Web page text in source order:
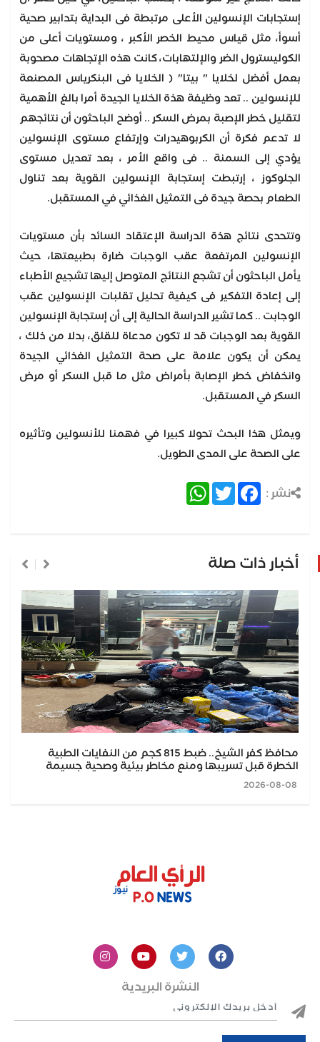
إستجابات الإنسولين الأعلى مرتبطة فى البداية بتدابير صحية
أسوأ، مثل قياس محيط الخصر الأكبر ، ومستويات أعلى من
الكوليسترول الضر والإلتهابات، كانت هذه الإتجاهات مصحوبة
بعمل أفضل لخلايا " بيتا" ( الخلايا فى البنكرياس المصنعة
للإنسولين .. تعد وظيفة هذة الخلايا الجيدة أمرا بالغ الأهمية
لتقليل خطر الإصبة بمرض السكر .. أوضح الباحثون أن نتائجهم
لا تدعم فكرة أن الكربوهيدرات وإرتفاع مستوى الإنسولين
يؤدي إلى السمنة .. فى واقع الأمر ، بعد تعديل مستوى
الجلوكوز ، إرتبطت إستجابة الإنسولين القوية بعد تناول
الطعام بحصة جيدة فى التمثيل الغذائي في المستقبل.
وتتحدى نتائج هذة الدراسة الإعتقاد السائد بأن مستويات
الإنسولين المرتفعة عقب الوجبات ضارة بطبيعتها، حيث
يأمل الباحثون أن تشجع النتائج المتوصل إليها تشجيع الأطباء
إلى إعادة التفكير فى كيفية تحليل تقلبات الإنسولين عقب
الوجابت .. كما تشير الدراسة الحالية إلى أن إستجابة الإنسولين
القوية بعد الوجبات قد لا تكون مدعاة للقلق، بدلا من ذلك ،
يمكن أن يكون علامة على صحة التمثيل الغذائي الجيدة
وانخفاض خطر الإصابة بأمراض مثل ما قبل السكر أو مرض
السكر في المستقبل.
ويمثل هذا البحث تحولا كبيرا في فهمنا للأنسولين وتأثيره
على الصحة على المدى الطويل.
نشر : Facebook
Twitter
WhatsApp
أخبار ذات صلة
محافظ كفر الشيخ.. ضبط 815 كجم من النفايات الطبية
الخطرة قبل تسريبها ومنع مخاطر بيئية وصحية جسيمة
النشرة البريدية